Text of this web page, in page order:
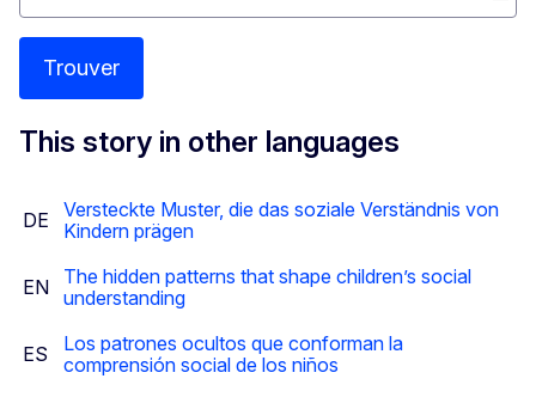
Trouver
This story in other languages
DE
Versteckte Muster, die das soziale Verständnis von
Kindern prägen
EN
The hidden patterns that shape children’s social
understanding
ES
Los patrones ocultos que conforman la
comprensión social de los niños